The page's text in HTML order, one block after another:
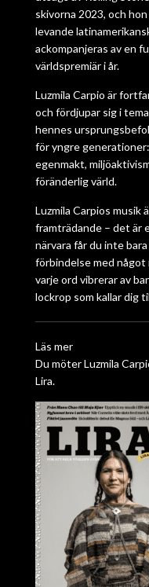
skivorna 2023, och
levande
ackompanjeras av en
världspremiär i år.
Luzmila Carpio är
och fördjupar sig i
hennes
för yngre
egenmakt,
föränderlig värld.
Luzmila Carpios
framträdande – det är
närvara får du inte
förbindelse med
varje ord vibrerar av
lockrop som kallar dig
Läs mer
Du möter Luzmila
Lira.